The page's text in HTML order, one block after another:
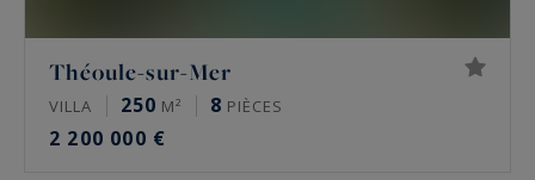
Théoule-sur-Mer
VILLA 250 M² 8 PIÈCES
2 200 000 €